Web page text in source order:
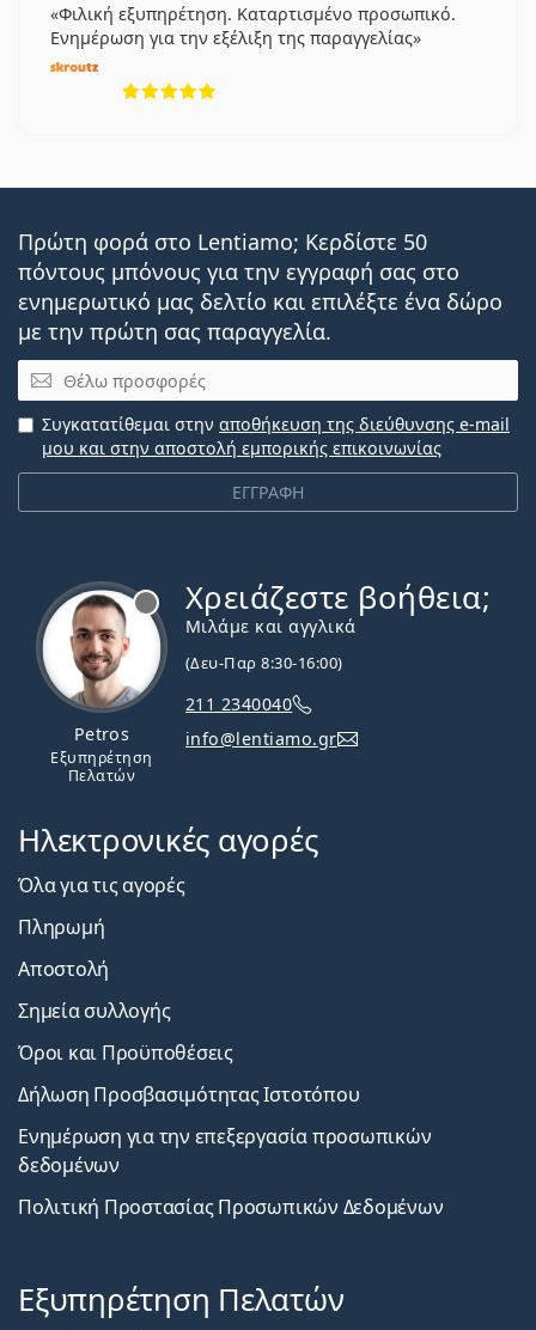
Φιλική εξυπηρέτηση. Καταρτισμένο προσωπικό.
Ενημέρωση για την εξέλιξη της παραγγελίας
Πρώτη φορά στο Lentiamo; Κερδίστε 50
πόντους μπόνους για την εγγραφή σας στο
ενημερωτικό μας δελτίο και επιλέξτε ένα δώρο
με την πρώτη σας παραγγελία.
Email
ΕΓΓΡΑΦΗ
Συγκατατίθεμαι στην αποθήκευση της διεύθυνσης e-mail
μου και στην αποστολή εμπορικής επικοινωνίας
Petros
Εξυπηρέτηση
Πελατών
Χρειάζεστε βοήθεια;
Μιλάμε και αγγλικά
(Δευ-Παρ 8:30-16:00)
211 2340040
info@lentiamo.gr
Ηλεκτρονικές αγορές
Όλα για τις αγορές
Πληρωμή
Αποστολή
Σημεία συλλογής
Όροι και Προϋποθέσεις
Δήλωση Προσβασιμότητας Ιστοτόπου
Ενημέρωση για την επεξεργασία προσωπικών
δεδομένων
Πολιτική Προστασίας Προσωπικών Δεδομένων
Εξυπηρέτηση Πελατών